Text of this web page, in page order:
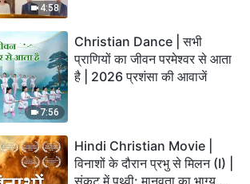
4:58
7:56
Christian Dance | सभी
प्राणियों का जीवन परमेश्वर से आता
है | 2026 प्रशंसा की आवाजें
Hindi Christian Movie |
विनाशों के दौरान प्रभु से मिलन (I) |
संकट में पृथ्वी: मानवता का भाग्य